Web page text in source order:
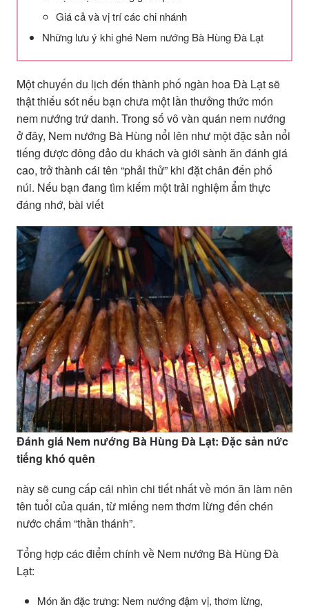
Giá cả và vị trí các chi nhánh
Những lưu ý khi ghé Nem nướng Bà Hùng Đà Lạt
Một chuyến du lịch đến thành phố ngàn hoa Đà Lạt sẽ
thật thiếu sót nếu bạn chưa một lần thưởng thức món
nem nướng trứ danh. Trong số vô vàn quán nem nướng
ở đây, Nem nướng Bà Hùng nổi lên như một đặc sản nổi
tiếng được đông đảo du khách và giới sành ăn đánh giá
cao, trở thành cái tên “phải thử” khi đặt chân đến phố
núi. Nếu bạn đang tìm kiếm một trải nghiệm ẩm thực
đáng nhớ, bài viết
Đánh giá Nem nướng Bà Hùng Đà Lạt: Đặc sản nức
tiếng khó quên
này sẽ cung cấp cái nhìn chi tiết nhất về món ăn làm nên
tên tuổi của quán, từ miếng nem thơm lừng đến chén
nước chấm “thần thánh”.
Tổng hợp các điểm chính về Nem nướng Bà Hùng Đà
Lạt:
Món ăn đặc trưng: Nem nướng đậm vị, thơm lừng,